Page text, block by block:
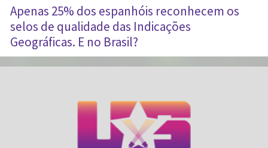
Apenas 25% dos espanhóis reconhecem os
selos de qualidade das Indicações
Geográficas. E no Brasil?